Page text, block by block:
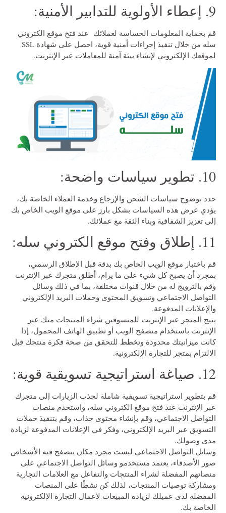
9. إعطاء الأولوية للتدابير الأمنية:
قم بحماية المعلومات الحساسة لعملائك عند فتح موقع الكتروني
سله من خلال تنفيذ إجراءات أمنية قوية، احصل على شهادة SSL
لموقعك الإلكتروني لإنشاء بيئة آمنة للمعاملات عبر الإنترنت.
10. تطوير سياسات واضحة:
حدد بوضوح سياسات الشحن والإرجاع وخدمة العملاء الخاصة بك،
يؤدي عرض هذه السياسات بشكل بارز على موقع الويب الخاص بك
إلى تعزيز الشفافية وبناء الثقة مع عملائك.
11. إطلاق وفتح موقع الكتروني سله:
قم باختبار موقع الويب الخاص بك بدقة قبل الإطلاق الرسمي،
بمجرد أن يصبح كل شيء على ما يرام، أطلق متجرك عبر الإنترنت
وقم بالترويج له من خلال قنوات مختلفة، بما في ذلك وسائل
التواصل الاجتماعي وتسويق المحتوى وحملات البريد الإلكتروني
والإعلانات المدفوعة.
يتيح المتجر عبر الإنترنت للمتسوقين شراء المنتجات منك عبر
الإنترنت باستخدام متصفح الويب أو تطبيق الهاتف المحمول، إذا
كانت ميزانيتك محدودة وتخطط للتحقق من صحة فكرة منتجك قبل
الالتزام بمتجر للتجارة الإلكترونية.
12. صياغة استراتيجية تسويقية قوية:
قم بتطوير استراتيجية تسويقية شاملة لجذب الزيارات إلى متجرك
عبر الإنترنت عند فتح موقع الكتروني سله، واستخدم منصات
التواصل الاجتماعي، وقم بإنشاء محتوى جذاب، وقم بتنفيذ حملات
التسويق عبر البريد الإلكتروني، وفكر في الإعلانات المدفوعة لزيادة
مدى وصولك.
وسائل التواصل الاجتماعي ليست مجرد مكان يتصفح فيه الأشخاص
صور الأصدقاء، يعتمد مستخدمو وسائل التواصل الاجتماعي على
منصاتهم المفضلة لشراء المنتجات والتفاعل مع العلامات التجارية
ومشاركة توصيات المنتجات، لذلك كن نشطًا على المنصات
المفضلة لدى عميلك لزيادة المبيعات لأعمال التجارة الإلكترونية
الخاصة بك.